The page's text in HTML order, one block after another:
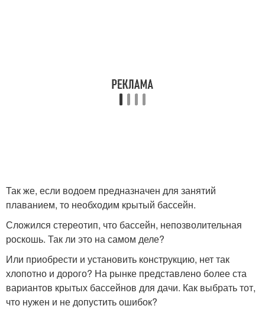
Бассейн из деревянных
поддонов
Место под каркасный
бассейн
Так же, если водоем предназначен для занятий
плаванием, то необходим крытый бассейн.
Сложился стереотип, что бассейн, непозволительная
роскошь. Так ли это на самом деле?
Или приобрести и установить конструкцию, нет так
хлопотно и дорого? На рынке представлено более ста
вариантов крытых бассейнов для дачи. Как выбрать тот,
что нужен и не допустить ошибок?